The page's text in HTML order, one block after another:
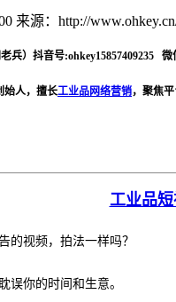
来源：http://
）抖音号:ohkey15857409235 微
人，擅长工业品网络营销，聚焦
工业品
的视频，拍法一样吗？
误你的时间和生意。